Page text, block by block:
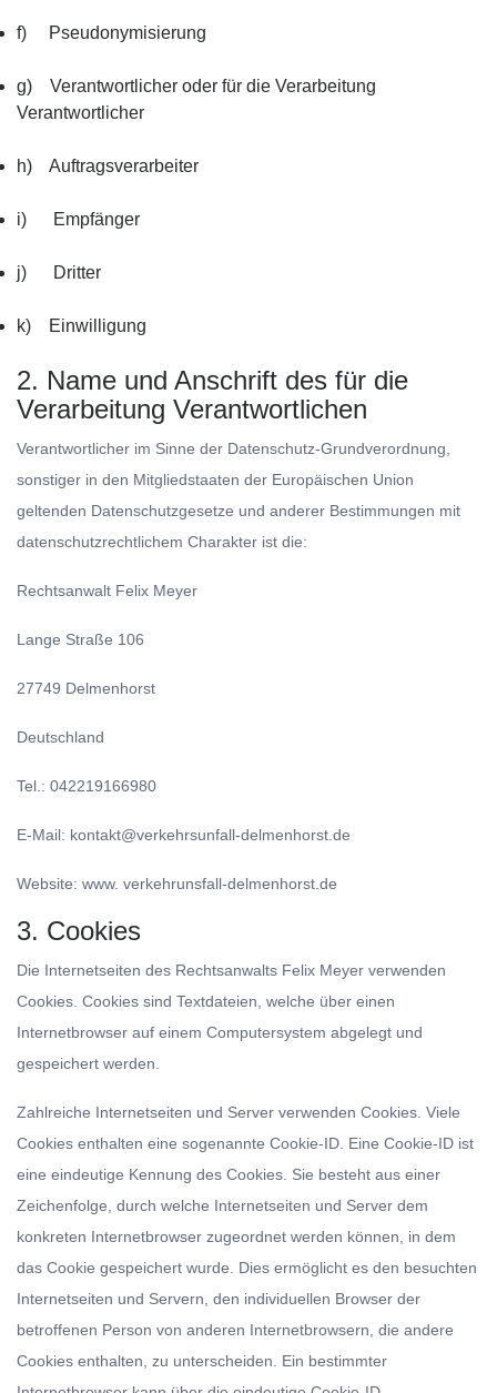
f) Pseudonymisierung
g) Verantwortlicher oder für die Verarbeitung
Verantwortlicher
h) Auftragsverarbeiter
i) Empfänger
j) Dritter
k) Einwilligung
2. Name und Anschrift des für die
Verarbeitung Verantwortlichen
Verantwortlicher im Sinne der Datenschutz-Grundverordnung,
sonstiger in den Mitgliedstaaten der Europäischen Union
geltenden Datenschutzgesetze und anderer Bestimmungen mit
datenschutzrechtlichem Charakter ist die:
Rechtsanwalt Felix Meyer
Lange Straße 106
27749 Delmenhorst
Deutschland
Tel.: 042219166980
E-Mail: kontakt@verkehrsunfall-delmenhorst.de
Website: www. verkehrunsfall-delmenhorst.de
3. Cookies
Die Internetseiten des Rechtsanwalts Felix Meyer verwenden
Cookies. Cookies sind Textdateien, welche über einen
Internetbrowser auf einem Computersystem abgelegt und
gespeichert werden.
Zahlreiche Internetseiten und Server verwenden Cookies. Viele
Cookies enthalten eine sogenannte Cookie-ID. Eine Cookie-ID ist
eine eindeutige Kennung des Cookies. Sie besteht aus einer
Zeichenfolge, durch welche Internetseiten und Server dem
konkreten Internetbrowser zugeordnet werden können, in dem
das Cookie gespeichert wurde. Dies ermöglicht es den besuchten
Internetseiten und Servern, den individuellen Browser der
betroffenen Person von anderen Internetbrowsern, die andere
Cookies enthalten, zu unterscheiden. Ein bestimmter